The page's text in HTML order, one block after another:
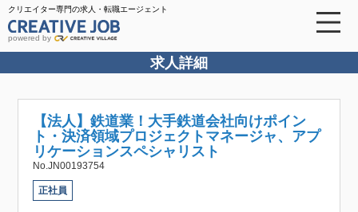
クリエイター専門の求人・転職エージェント
powered by
求人詳細
【法人】鉄道業！大手鉄道会社向けポイン
ト・決済領域プロジェクトマネージャ、アプ
リケーションスペシャリスト
No.JN00193754
正社員